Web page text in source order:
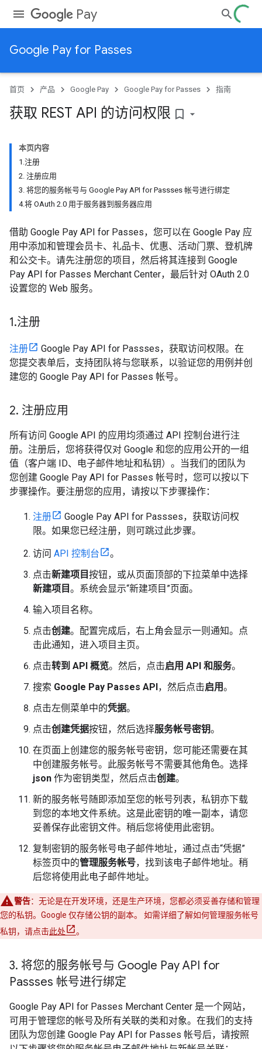
Pay
Google Pay for Passes
首页 产品 Google Pay Google Pay for Passes 指南
获取 REST API 的访问权限 bookmark_border
本页内容
1.注册
2. 注册应用
3. 将您的服务帐号与 Google Pay API for Passses 帐号进行绑定
4.将 OAuth 2.0 用于服务器到服务器应用
借助 Google Pay API for Passes，您可以在 Google Pay 应
用中添加和管理会员卡、礼品卡、优惠、活动门票、登机牌
和公交卡。请先注册您的项目，然后将其连接到 Google
Pay API for Passes Merchant Center，最后针对 OAuth 2.0
设置您的 Web 服务。
1.注册
注册
Google Pay API for Passses，获取访问权限。在
您提交表单后，支持团队将与您联系，以验证您的用例并创
建您的 Google Pay API for Passes 帐号。
2. 注册应用
所有访问 Google API 的应用均须通过 API 控制台进行注
册。注册后，您将获得仅对 Google 和您的应用公开的一组
值（客户端 ID、电子邮件地址和私钥）。当我们的团队为
您创建 Google Pay API for Passes 帐号时，您可以按以下
步骤操作。要注册您的应用，请按以下步骤操作：
注册
Google Pay API for Passses，获取访问权
限。如果您已经注册，则可跳过此步骤。
访问 API 控制台
。
点击新建项目按钮，或从页面顶部的下拉菜单中选择
新建项目。系统会显示“新建项目”页面。
输入项目名称。
点击创建。配置完成后，右上角会显示一则通知。点
击此通知，进入项目主页。
点击转到 API 概览。然后，点击启用 API 和服务。
搜索 Google Pay Passes API，然后点击启用。
点击左侧菜单中的凭据。
点击创建凭据按钮，然后选择服务帐号密钥。
在页面上创建您的服务帐号密钥，您可能还需要在其
中创建服务帐号。此服务帐号不需要其他角色。选择
json 作为密钥类型，然后点击创建。
新的服务帐号随即添加至您的帐号列表，私钥亦下载
到您的本地文件系统。这是此密钥的唯一副本，请您
妥善保存此密钥文件。稍后您将使用此密钥。
复制密钥的服务帐号电子邮件地址，通过点击“凭据”
标签页中的管理服务帐号，找到该电子邮件地址。稍
后您将使用此电子邮件地址。
警告：无论是在开发环境，还是生产环境，您都必须妥善存储和管理
您的私钥。Google 仅存储公钥的副本。 如需详细了解如何管理服务帐号
私钥，请点击此处 。
3. 将您的服务帐号与 Google Pay API for
Passses 帐号进行绑定
Google Pay API for Passes Merchant Center 是一个网站，
可用于管理您的帐号及所有关联的类和对象。在我们的支持
团队为您创建 Google Pay API for Passes 帐号后，请按照